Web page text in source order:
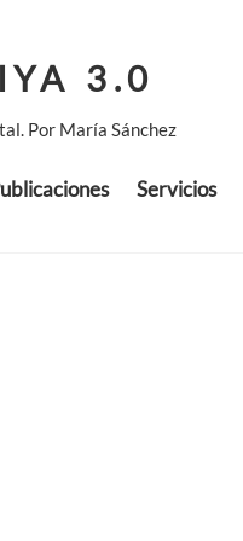
Por María Sánchez
Servicios